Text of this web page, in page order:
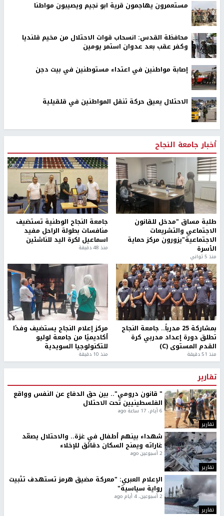
مستعمرون يهاجمون قرية ابو نجيم ويصيبون مواطنا
محافظة القدس: انسحاب قوات الاحتلال من مخيم قلنديا
وكفر عقب بعد عدوان استمر يومين
إصابة مواطنين في اعتداء مستوطنين في بيت دجن
الاحتلال يعيق حركة تنقل المواطنين في قلقيلية
أخبار جامعة النجاح
طلبة مساق "مدخل للقانون
الاجتماعي والتشريعات
الاجتماعية"يزورون مركز حماية
الأسرة
منذ 5 ثواني
جامعة النجاح الوطنية تستضيف
منافسات بطولة الراحل مفيد
اسماعيل لكرة اليد للناشئين
منذ 48 دقيقة
بمشاركة 25 مدرباً.. جامعة النجاح
تطلق دورة إعداد مدربي كرة
القدم المستوى (C)
منذ 51 دقيقة
مركز إعلام النجاح يستضيف وفدًا
أكاديميًا من جامعة لوليو
للتكنولوجيا السويدية
منذ 10 دقيقة
تقارير
تقارير
" قانون درومي".. بين حق الدفاع عن النفس وواقع
الفلسطينيين تحت الاحتلال
6 أيام، 17 ساعة ago
تقارير
شهداء بينهم أطفال في غزة.. والاحتلال يصعّد
غاراته ويمنح السكان دقائق للإخلاء
2 أسبوعين ago
تقارير
الإعلام العبري: "معركة مضيق هرمز تستهدف تثبيت
رواية سياسية"
2 أسبوعين، 4 أيام ago